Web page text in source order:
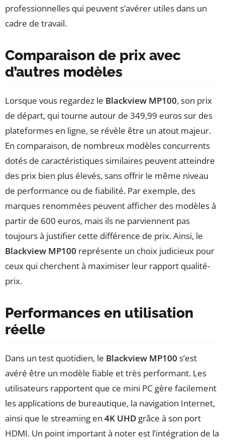
professionnelles qui peuvent s’avérer utiles dans un
cadre de travail.
Comparaison de prix avec
d’autres modèles
Lorsque vous regardez le Blackview MP100, son prix
de départ, qui tourne autour de 349,99 euros sur des
plateformes en ligne, se révèle être un atout majeur.
En comparaison, de nombreux modèles concurrents
dotés de caractéristiques similaires peuvent atteindre
des prix bien plus élevés, sans offrir le même niveau
de performance ou de fiabilité. Par exemple, des
marques renommées peuvent afficher des modèles à
partir de 600 euros, mais ils ne parviennent pas
toujours à justifier cette différence de prix. Ainsi, le
Blackview MP100 représente un choix judicieux pour
ceux qui cherchent à maximiser leur rapport qualité-
prix.
Performances en utilisation
réelle
Dans un test quotidien, le Blackview MP100 s’est
avéré être un modèle fiable et très performant. Les
utilisateurs rapportent que ce mini PC gère facilement
les applications de bureautique, la navigation Internet,
ainsi que le streaming en 4K UHD grâce à son port
HDMI. Un point important à noter est l’intégration de la